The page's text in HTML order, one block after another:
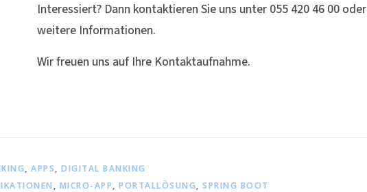
Interessiert? Dann kontaktieren Sie uns unter 055 420 46 00 oder
weitere Informationen.
Wir freuen uns auf Ihre Kontaktaufnahme.
, APPS, DIGITAL BANKING
, MICRO-APP, PORTALLÖSUNG, SPRING BOOT